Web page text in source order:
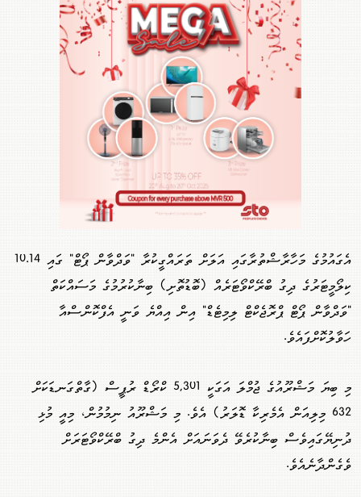
އެގައުމުގެ މަހާރާޝްތުރާގައި އަލަށް ތަރައްގީކުރާ "ވަދްވާން ޕޯޓް" ގައި 10.14
ކިލޯމީޓަރުގެ ދިގު ބްރޭކްވޯޓަރެއް (ބޮޑުތޮށި) ބިނާކުރުމުގެ މަސައްކަތް
"ވަދްވާން ޕޯޓް ޕްރޮޖެކްޓް ލިމިޓެޑް" އިން އިއްޔެ ވަނީ އެފްކޮންސްއާ
ހަވާލުކޮށްފައެވެ.
މި ބިޔަ މަޝްރޫއުގެ ޖުމްލަ އަގަކީ 5,301 ކްރޯޑް ރުޕީސް (ގާތްގަނޑަކަށް
632 މިލިއަން އެމެރިކާ ޑޮލަރު) އެވެ. މި މަޝްރޫއު ނިމުމުން، މިއީ މުޅި
ދުނިޔޭގައިވެސް ބިނާކުރެވޭ ދެވަނައަށް އެންމެ ދިގު ބްރޭކްވޯޓަރަށް
ވެގެންދާނެއެވެ.